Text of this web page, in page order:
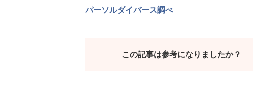
パーソルダイバース調べ
この記事は参考になりましたか？